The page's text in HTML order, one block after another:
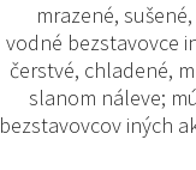
mrazené,
vodné bezstavovce
čerstvé, chladené,
slanom náleve;
bezstavovcov iných